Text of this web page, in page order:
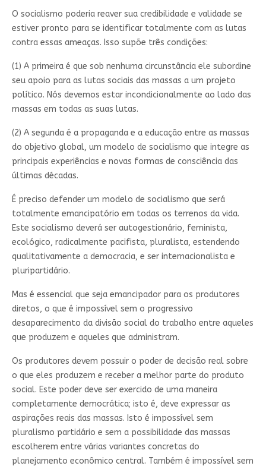
O socialismo poderia reaver sua credibilidade e validade se
estiver pronto para se identificar totalmente com as lutas
contra essas ameaças. Isso supõe três condições:
(1) A primeira é que sob nenhuma circunstância ele subordine
seu apoio para as lutas sociais das massas a um projeto
político. Nós devemos estar incondicionalmente ao lado das
massas em todas as suas lutas.
(2) A segunda é a propaganda e a educação entre as massas
do objetivo global, um modelo de socialismo que integre as
principais experiências e novas formas de consciência das
últimas décadas.
É preciso defender um modelo de socialismo que será
totalmente emancipatório em todas os terrenos da vida.
Este socialismo deverá ser autogestionário, feminista,
ecológico, radicalmente pacifista, pluralista, estendendo
qualitativamente a democracia, e ser internacionalista e
pluripartidário.
Mas é essencial que seja emancipador para os produtores
diretos, o que é impossível sem o progressivo
desaparecimento da divisão social do trabalho entre aqueles
que produzem e aqueles que administram.
Os produtores devem possuir o poder de decisão real sobre
o que eles produzem e receber a melhor parte do produto
social. Este poder deve ser exercido de uma maneira
completamente democrática; isto é, deve expressar as
aspirações reais das massas. Isto é impossível sem
pluralismo partidário e sem a possibilidade das massas
escolherem entre várias variantes concretas do
planejamento econômico central. Também é impossível sem